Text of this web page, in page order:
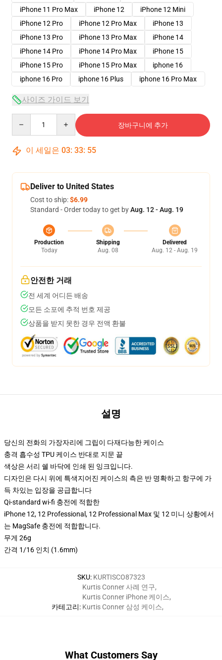
iPhone 11 Pro Max
iPhone 12
iPhone 12 Mini
iPhone 12 Pro
iPhone 12 Pro Max
iPhone 13
iPhone 13 Pro
iPhone 13 Pro Max
iPhone 14
iPhone 14 Pro
iPhone 14 Pro Max
iPhone 15
iPhone 15 Pro
iPhone 15 Pro Max
iphone 16
iphone 16 Pro
iphone 16 Plus iphone 16 Pro Max
사이즈 가이드 보기
장바구니에 추가
이 세일은 03: 33: 54
Deliver to United States
Cost to ship:$6.99
Standard - Order today to get byAug. 12 - Aug. 19
Production
Today
Shipping
Aug. 08
Delivered
Aug. 12 - Aug. 19
안전한 거래
전 세계 어디든 배송
모든 소포에 추적 번호 제공
상품을 받지 못한 경우 전액 환불
설명
당신의 전화의 가장자리에 그립이 다재다능한 케이스
충격 흡수성 TPU 케이스 반대로 지문 끝
색상은 서리 쉘 바닥에 인쇄 된 잉크입니다.
디자인은 다시 위에 특색지어진 케이스의 측은 반 명확하고 항구에 가
득 차있는 입장을 공급합니다
Qi-standard wi-fi 충전에 적합한
iPhone 12, 12 Professional, 12 Professional Max 및 12 미니 상황에서
는 MagSafe 충전에 적합합니다.
무게 26g
간격 1/16 인치 (1.6mm)
SKU: KURTISCO87323
카테고리:
Kurtis Conner 사례 연구,
Kurtis Conner iPhone 케이스,
Kurtis Conner 삼성 케이스,
What Customers Say